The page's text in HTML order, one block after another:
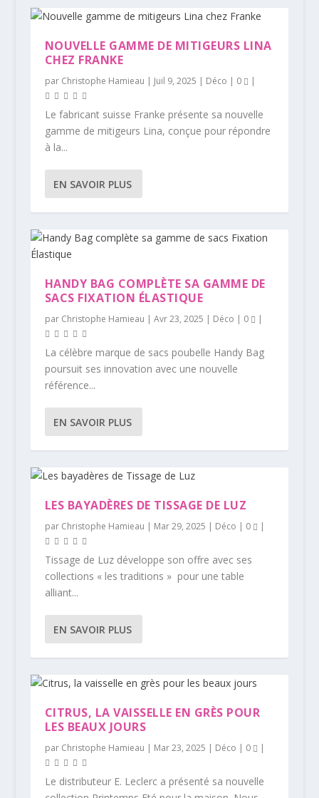
NOUVELLE GAMME DE MITIGEURS LINA
CHEZ FRANKE
par Christophe Hamieau | Juil 9, 2025 | Déco | 0 |
Le fabricant suisse Franke présente sa nouvelle
gamme de mitigeurs Lina, conçue pour répondre
à la...
EN SAVOIR PLUS
HANDY BAG COMPLÈTE SA GAMME DE
SACS FIXATION ÉLASTIQUE
par Christophe Hamieau | Avr 23, 2025 | Déco | 0 |
La célèbre marque de sacs poubelle Handy Bag
poursuit ses innovation avec une nouvelle
référence...
EN SAVOIR PLUS
LES BAYADÈRES DE TISSAGE DE LUZ
par Christophe Hamieau | Mar 29, 2025 | Déco | 0 |
Tissage de Luz développe son offre avec ses
collections « les traditions » pour une table
alliant...
EN SAVOIR PLUS
CITRUS, LA VAISSELLE EN GRÈS POUR
LES BEAUX JOURS
par Christophe Hamieau | Mar 23, 2025 | Déco | 0 |
Le distributeur E. Leclerc a présenté sa nouvelle